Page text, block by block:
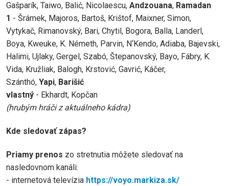
Gašparík, Taiwo, Balić, Nicolaescu, Andzouana, Ramadan
1 - Šrámek, Majoros, Bartoš, Krištof, Maixner, Simon,
Vytykač, Rimanovský, Bari, Chytil, Bogora, Balla, Landerl,
Boya, Kweuke, K. Németh, Parvin, N‘Kendo, Adiaba, Bajevski,
Halimi, Ujlaky, Gergel, Szabó, Štepanovský, Bayo, Fábry, K.
Vida, Kružliak, Balogh, Krstović, Gavrić, Káčer,
Szánthó, Yapi, Barišić
vlastný - Ekhardt, Kopčan
(hrubým hráči z aktuálneho kádra)
Kde sledovať zápas?
Priamy prenos zo stretnutia môžete sledovať na
nasledovnom kanáli:
- internetová televízia https://voyo.markiza.sk/